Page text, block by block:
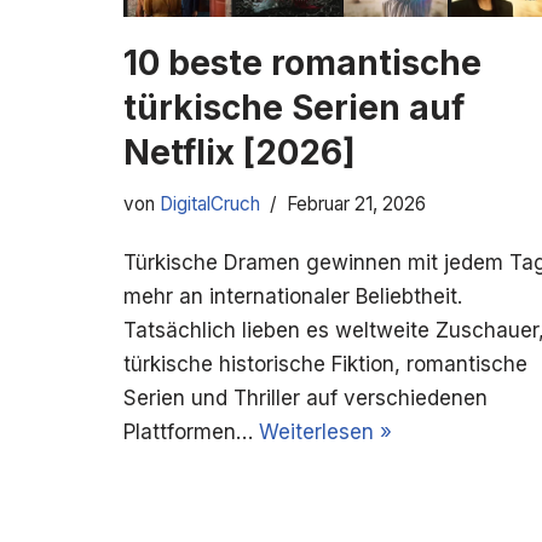
10 beste romantische
türkische Serien auf
Netflix [2026]
von DigitalCruch Februar 21, 2026
Türkische Dramen gewinnen mit jedem
mehr an internationaler Beliebtheit.
Tatsächlich lieben es weltweite
türkische historische Fiktion, romantische
Serien und Thriller auf verschiedenen
Plattformen… Weiterlesen »